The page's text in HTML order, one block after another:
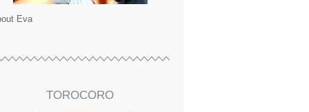
Eva
TOROCORO